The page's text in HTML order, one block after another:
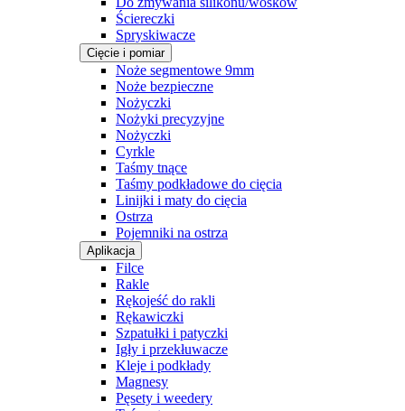
Ściereczki
Spryskiwacze
Cięcie i pomiar
Noże segmentowe 9mm
Noże bezpieczne
Nożyczki
Nożyki precyzyjne
Nożyczki
Cyrkle
Taśmy tnące
Taśmy podkładowe do cięcia
Linijki i maty do cięcia
Ostrza
Pojemniki na ostrza
Aplikacja
Filce
Rakle
Rękojeść do rakli
Rękawiczki
Szpatułki i patyczki
Igły i przekłuwacze
Kleje i podkłady
Magnesy
Pęsety i weedery